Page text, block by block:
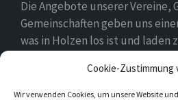
Cookie-Zustimmung
Wir verwenden Cookies, um unsere Website
Die Angebote unserer Vereine,
Gemeinschaften geben uns
was in Holzen los ist und laden
und hoffen, dass sie sich in